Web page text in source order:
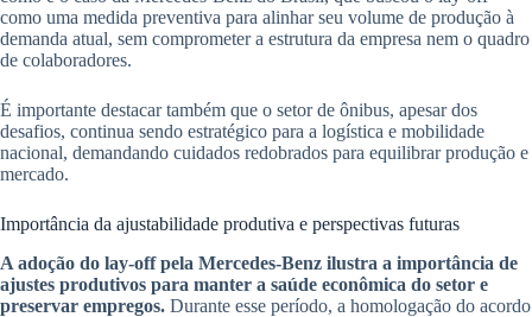
como uma medida preventiva para alinhar seu volume de produção à
demanda atual, sem comprometer a estrutura da empresa nem o quadro
de colaboradores.
É importante destacar também que o setor de ônibus, apesar dos
desafios, continua sendo estratégico para a logística e mobilidade
nacional, demandando cuidados redobrados para equilibrar produção e
mercado.
Importância da ajustabilidade produtiva e perspectivas futuras
A adoção do lay-off pela Mercedes-Benz ilustra a importância de
ajustes produtivos para manter a saúde econômica do setor e
preservar empregos. Durante esse período, a homologação do acordo